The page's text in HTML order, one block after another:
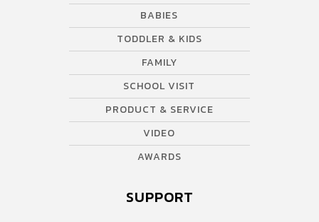
BABIES
TODDLER & KIDS
FAMILY
SCHOOL VISIT
PRODUCT & SERVICE
VIDEO
AWARDS
SUPPORT